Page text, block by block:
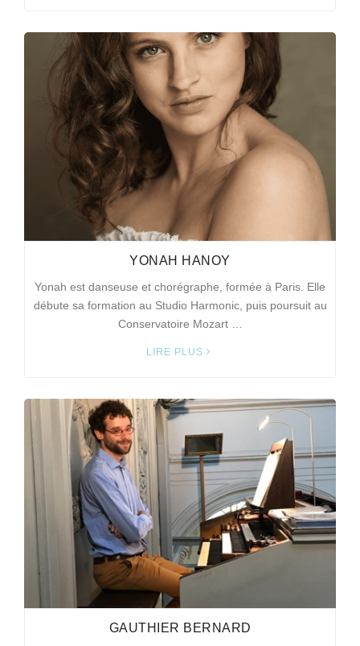
YONAH HANOY
Yonah est danseuse et chorégraphe, formée à Paris. Elle
débute sa formation au Studio Harmonic, puis poursuit au
Conservatoire Mozart …
LIRE PLUS
GAUTHIER BERNARD